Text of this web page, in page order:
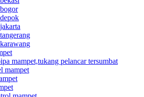
mampet,tukang pelancar tersumbat
mampet